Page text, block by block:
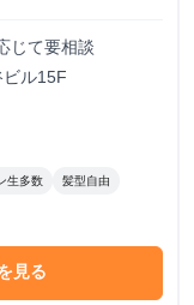
じて要相談
ル15F
生多数 髪型自由
見る